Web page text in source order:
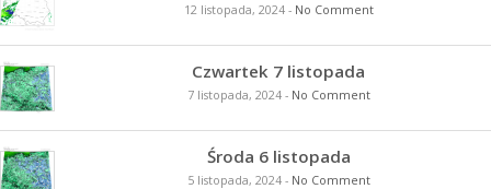
12 listopada, 2024- No Comment
Czwartek 7 listopada
7 listopada, 2024- No Comment
Środa 6 listopada
5 listopada, 2024- No Comment